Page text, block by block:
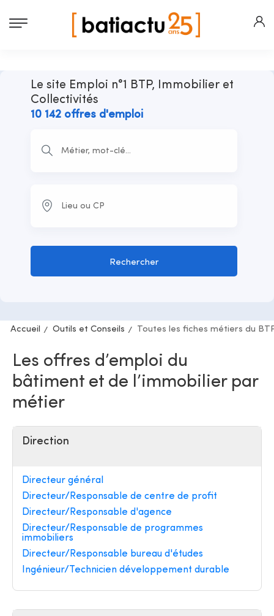
Le site Emploi n°1 BTP, Immobilier et
Collectivités
10 142 offres d'emploi
Rechercher
Accueil Outils et Conseils Toutes les fiches métiers du
Les offres d’emploi du
bâtiment et de l’immobilier par
métier
Direction
Directeur général
Directeur/Responsable de centre de profit
Directeur/Responsable d'agence
Directeur/Responsable de programmes
immobiliers
Directeur/Responsable bureau d'études
Ingénieur/Technicien développement durable